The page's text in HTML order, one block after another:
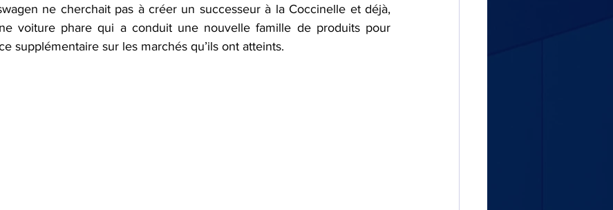
ne cherchait pas à créer un successeur à la Coccinelle et déjà,
voiture phare qui a conduit une nouvelle famille de produits pour
supplémentaire sur les marchés qu’ils ont atteints.